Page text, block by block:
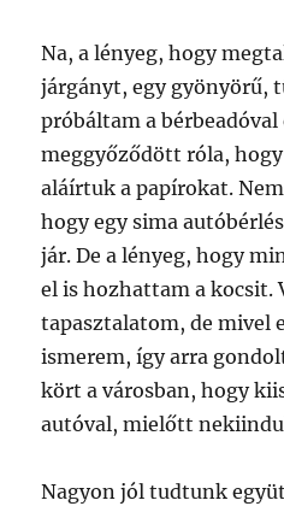
Na, a lényeg, hogy
járgányt, egy gyönyörű,
próbáltam a
meggyőződött róla,
aláírtuk a papírokat.
hogy egy sima
jár. De a lényeg, hogy
el is hozhattam a kocsit.
tapasztalatom, de mivel
ismerem, így arra
kört a városban, hogy
autóval, mielőtt
Nagyon jól tudtunk